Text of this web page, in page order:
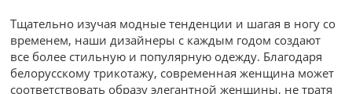
Тщательно изучая модные тенденции и шагая в ногу со
временем, наши дизайнеры с каждым годом создают
все более стильную и популярную одежду. Благодаря
белорусскому трикотажу, современная женщина может
соответствовать образу элегантной женщины, не тратя